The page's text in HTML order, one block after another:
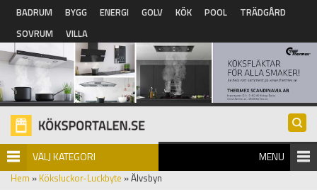
Hoppa till huvudinnehåll
BADRUM BYGG ENERGI GOLV KÖK POOL
TRÄDGÅRD
SOVRUM
VILLA
VÄLJ KATEGORI MENU
Hem » Köksluckor-Luckbyte » Älvsbyn